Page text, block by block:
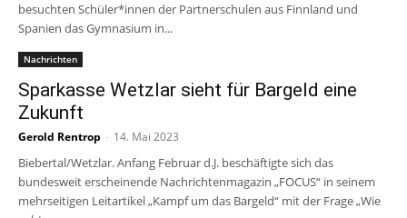
besuchten Schüler*innen der Partnerschulen aus Finnland und
Spanien das Gymnasium in...
Nachrichten
Sparkasse Wetzlar sieht für Bargeld eine
Zukunft
Gerold Rentrop - 14. Mai 2023
Biebertal/Wetzlar. Anfang Februar d.J. beschäftigte sich das
bundesweit erscheinende Nachrichtenmagazin „FOCUS“ in seinem
mehrseitigen Leitartikel „Kampf um das Bargeld“ mit der Frage „Wie